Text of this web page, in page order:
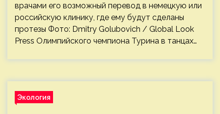
врачами его возможный перевод в немецкую или
российскую клинику, где ему будут сделаны
протезы Фото: Dmitry Golubovich / Global Look
Press Олимпийского чемпиона Турина в танцах…
Экология